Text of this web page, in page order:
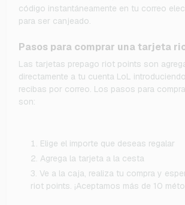
código instantáneamente en tu correo
para ser canjeado.
Pasos para comprar una tarjeta
Las tarjetas prepago riot points son
directamente a tu cuenta LoL
recibas por correo. Los pasos para
son:
Elige el importe que deseas regalar
Agrega la tarjeta a la cesta
Ve a la caja, realiza tu compra y
riot points. ¡Aceptamos más de 10